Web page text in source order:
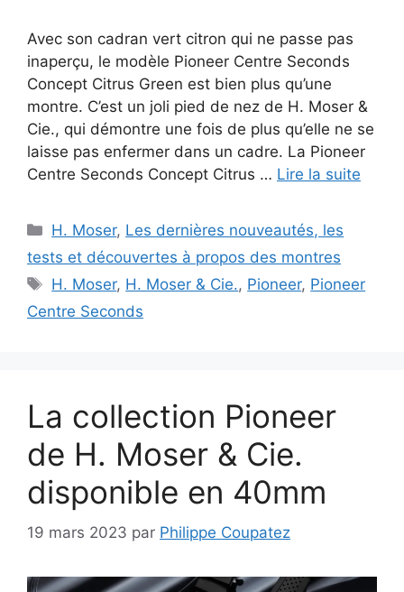
Avec son cadran vert citron qui ne passe pas
inaperçu, le modèle Pioneer Centre Seconds
Concept Citrus Green est bien plus qu’une
montre. C’est un joli pied de nez de H. Moser &
Cie., qui démontre une fois de plus qu’elle ne se
laisse pas enfermer dans un cadre. La Pioneer
Centre Seconds Concept Citrus … Lire la suite
Catégories
H. Moser, Les dernières nouveautés, les
tests et découvertes à propos des montres
Étiquettes
H. Moser, H. Moser & Cie., Pioneer, Pioneer
Centre Seconds
La collection Pioneer
de H. Moser & Cie.
disponible en 40mm
19 mars 2023 par Philippe Coupatez